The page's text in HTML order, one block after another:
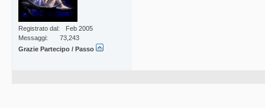
Registrato dal
Feb 2005
Messaggi
73,243
Grazie Partecipo / Passo